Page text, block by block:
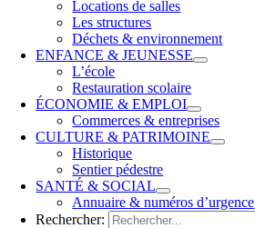
Locations de salles
Les structures
Déchets & environnement
ENFANCE & JEUNESSE
L’école
Restauration scolaire
ÉCONOMIE & EMPLOI
Commerces & entreprises
CULTURE & PATRIMOINE
Historique
Sentier pédestre
SANTÉ & SOCIAL
Annuaire & numéros d’urgence
Rechercher: